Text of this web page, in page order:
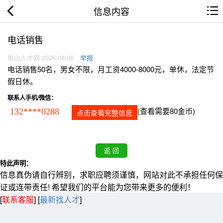
信息内容
电话销售
象山人才网 2026.08.06 举报
电话销售50名，男女不限，月工资4000-8000元，单休，法定节
假日休。
联系人手机/微信：
132****0288 点击查看完整信息 (查看需要80金币)
特此声明：
信息真伪请自行辨别，求职应聘须谨慎，网站对此不承担任何保
证或连带责任! 希望我们的平台能为您带来更多的便利！
[联系客服] [最新找人才]